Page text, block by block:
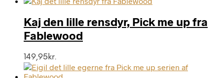
Kaj den lille rensdyr, Pick me up fra
Fablewood
149,95kr.